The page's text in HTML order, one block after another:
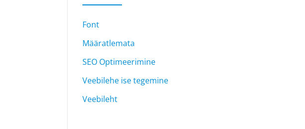
Font
Määratlemata
SEO Optimeerimine
Veebilehe ise tegemine
Veebileht